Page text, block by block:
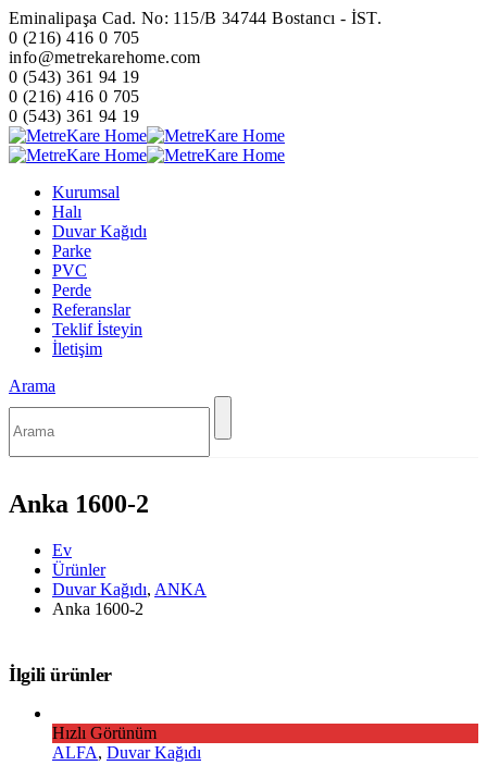
Eminalipaşa Cad. No: 115/B 34744 Bostancı - İST.
0 (216) 416 0 705
info@metrekarehome.com
0 (543) 361 94 19
0 (216) 416 0 705
0 (543) 361 94 19
Kurumsal
Halı
Duvar Kağıdı
Parke
PVC
Perde
Referanslar
Teklif İsteyin
İletişim
Arama
Anka 1600-2
Ev
Ürünler
Duvar Kağıdı, ANKA
Anka 1600-2
İlgili ürünler
Hızlı Görünüm
ALFA, Duvar Kağıdı